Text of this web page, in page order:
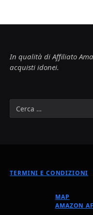
In qualità di Affiliato
acquisti idonei.
TERMINI E CONDIZIONI
MAP
AMAZON